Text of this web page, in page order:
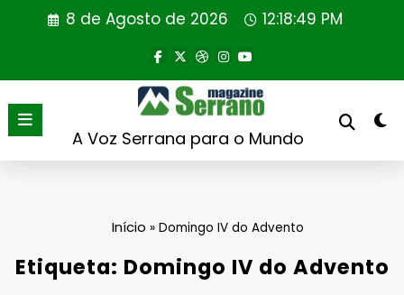
8 de Agosto de 2026 12:18:50 PM
A Voz Serrana para o Mundo
Início »Domingo IV do Advento
Etiqueta: Domingo IV do Advento